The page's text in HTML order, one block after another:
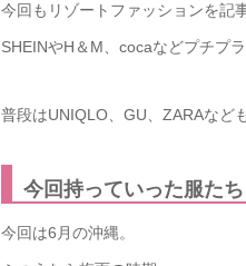
今回もリゾートファッションを記
SHEINやH＆M、cocaなどプチプ
普段はUNIQLO、GU、ZARAなど
今回持っていった服たち
今回は6月の沖縄。